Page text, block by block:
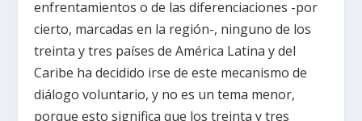
enfrentamientos o de las diferenciaciones -por
cierto, marcadas en la región-, ninguno de los
treinta y tres países de América Latina y del
Caribe ha decidido irse de este mecanismo de
diálogo voluntario, y no es un tema menor,
porque esto significa que los treinta y tres